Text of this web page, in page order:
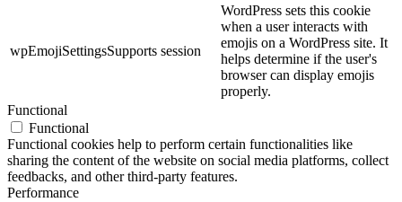
wpEmojiSettingsSupports session
WordPress sets this cookie
when a user interacts with
emojis on a WordPress site. It
helps determine if the user's
browser can display emojis
properly.
Functional
Functional
Functional cookies help to perform certain functionalities like
sharing the content of the website on social media platforms, collect
feedbacks, and other third-party features.
Performance